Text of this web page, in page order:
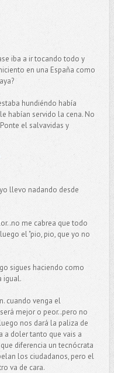
iba a ir tocando todo y
en una España como
hundiéndo había
habían servido la cena. No
el salvavidas y
llevo nadando desde
me cabrea que todo
el "pio, pio, que yo no
sigues haciendo como
igual.
cuando venga el
mejor o peor..pero no
nos dará la paliza de
a doler tanto que vais a
diferencia un tecnócrata
los ciudadanos, pero el
va de cara.